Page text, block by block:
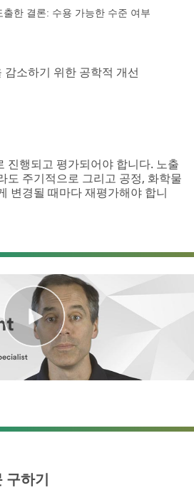
한 결론: 수용 가능한 수준 여부
감소하기 위한 공학적 개선
진행되고 평가되어야 합니다. 노출
도 주기적으로 그리고 공정, 화학물
변경될 때마다 재평가해야 합니
구하기